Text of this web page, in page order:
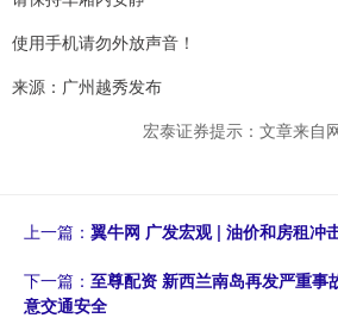
使用手机请勿外放声音！
来源：广州越秀发布
宏泰证券提示：文章来自
上一篇： 翼牛网 广发宏观 | 油价和房租冲
下一篇： 至尊配资 新西兰南岛再发严重事
意交通安全